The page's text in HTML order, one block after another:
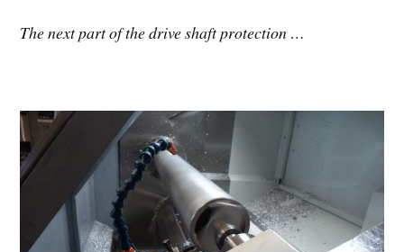
The next part of the drive shaft protection …